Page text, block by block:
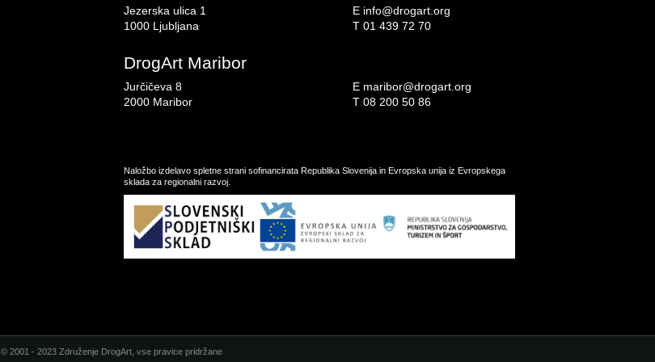
Jezerska ulica 1
1000 Ljubljana
E info@drogart.org
T 01 439 72 70
DrogArt Maribor
Jurčičeva 8
2000 Maribor
E maribor@drogart.org
T 08 200 50 86
Naložbo izdelavo spletne strani sofinancirata Republika Slovenija in Evropska unija iz Evropskega
sklada za regionalni razvoj.
© 2001 - 2023 Združenje DrogArt, vse pravice pridržane